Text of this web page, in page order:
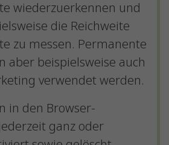
wiederzuerkennen und
die Reichweite
zu messen. Permanente
aber beispielsweise auch
verwendet werden.
in den Browser-
ganz oder